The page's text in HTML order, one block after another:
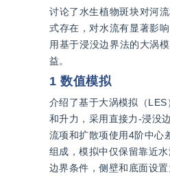
讨论了水生植物斑块对河
式存在，对水流有显著影
用基于浸没边界法的大涡
益。
1 数值模拟
介绍了基于大涡模拟（
和升力，采用直接力-浸没
流项和扩散项使用4阶中心
组成，模拟中仅保留靠近
边界条件，侧壁和底面设